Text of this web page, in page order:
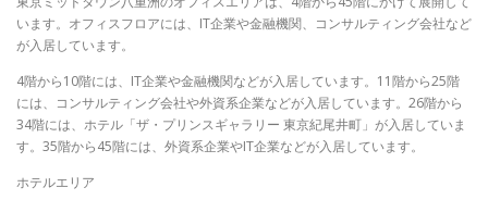
います。オフィスフロアには、IT企業や金融機関、コンサルティング会社など
が入居しています。
4階から10階には、IT企業や金融機関などが入居しています。11階から25階
には、コンサルティング会社や外資系企業などが入居しています。26階から
34階には、ホテル「ザ・プリンスギャラリー 東京紀尾井町」が入居していま
す。35階から45階には、外資系企業やIT企業などが入居しています。
ホテルエリア